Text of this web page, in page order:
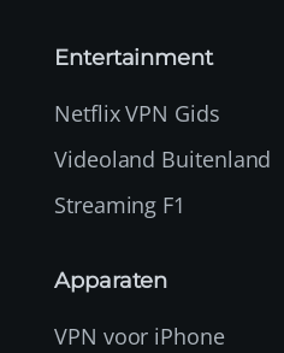
Entertainment
Netflix VPN Gids
Videoland Buitenland
Streaming F1
Apparaten
VPN voor iPhone